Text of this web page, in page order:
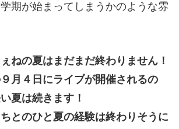
期が始まってしまうかのような雰
ねの夏はまだまだ終わりません！
月４日にライブが開催されるの
夏は続きます！
とのひと夏の経験は終わりそうに